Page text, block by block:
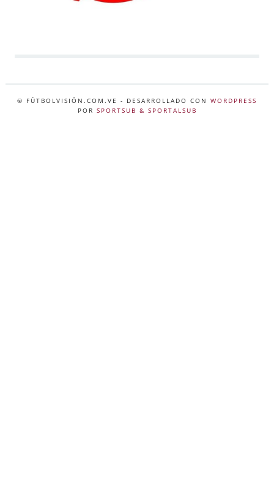
© FÚTBOLVISIÓN.COM.VE - DESARROLLADO CON WORDPRESS
POR SPORTSUB & SPORTALSUB